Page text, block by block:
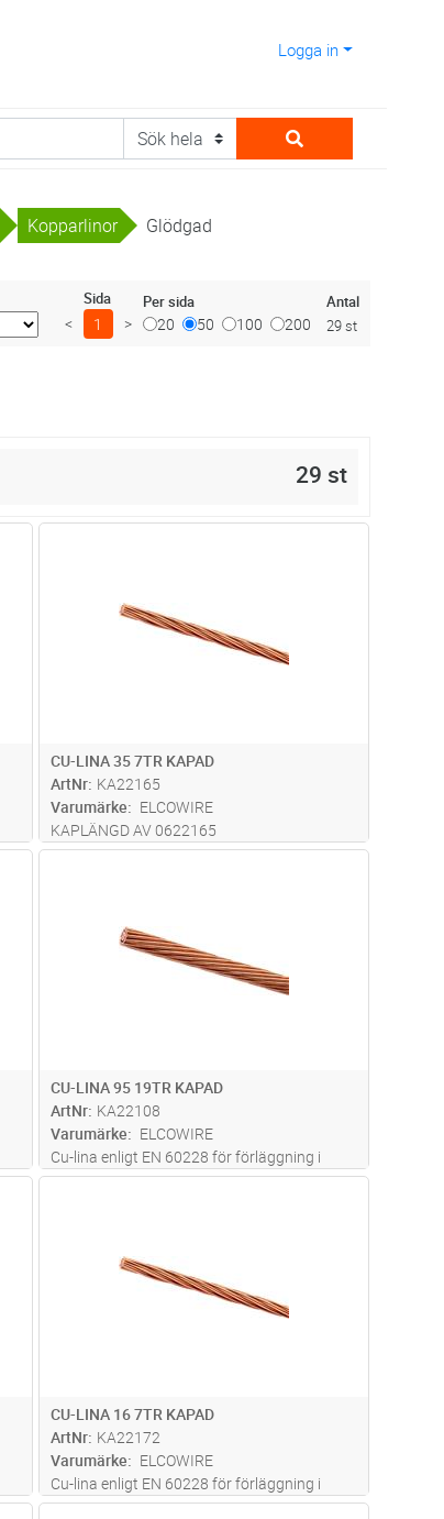
Logga in
Kopparlinor Glödgad
Sida
< 1 >
Per sida
20 50 100 200
Antal
29 st
29 st
CU-LINA 35 7TR KAPAD
ArtNr KA22165
Varumärke
ELCOWIRE
KAPLÄNGD AV 0622165
CU-LINA 95 19TR KAPAD
ArtNr KA22108
Varumärke
ELCOWIRE
Cu-lina enligt EN 60228 för förläggning i
mark
CU-LINA 16 7TR KAPAD
ArtNr KA22172
Varumärke
ELCOWIRE
Cu-lina enligt EN 60228 för förläggning i
mark